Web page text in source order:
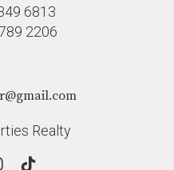
6813
2206
Realty